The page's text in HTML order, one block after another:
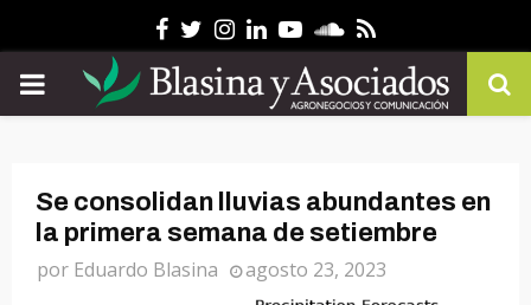
Facebook
Twitter
Instagram
Linkedin
YoutubeSoundcloud
Rss
PRIMARY
Se consolidan lluvias abundantes en
la primera semana de setiembre
por Eduardo Blasina agosto 23, 2023